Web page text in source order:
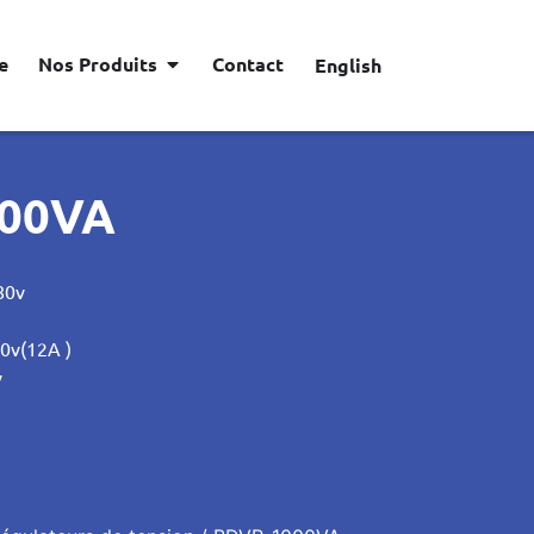
Nos Produits Contact English
)